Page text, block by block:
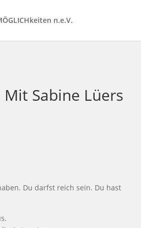
n.e.V.
Sabine Lüers
Du darfst reich sein. Du hast